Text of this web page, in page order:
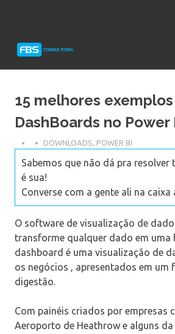
Protheus
15 melhores
DashBoards no Power
DOWNLOADS, POWER BI
Sabemos que não dá pra resolver
é sua!
Converse com a gente ali na
O software de visualização de
transforme qualquer dado em uma
dashboard é uma visualização de
os negócios , apresentados em
digestão.
Com painéis criados por empresas
Aeroporto de Heathrow e alguns